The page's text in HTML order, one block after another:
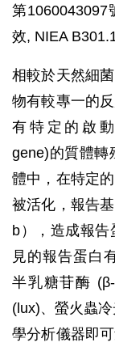
第
效, NIEA
相較於天然細
物有較專一的
有特定的啟
gene)的質體轉
體中，在特定
被活化，報告
b），造成報
見的報告蛋白
半乳糖苷酶
(lux)、螢火蟲
學分析儀器即